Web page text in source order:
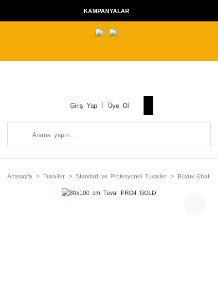
KAMPANYALAR
Giriş Yap Üye Ol
Anasayfa Tuvaller Standart ve Profesyonel Tuvaller Büyük Ebat